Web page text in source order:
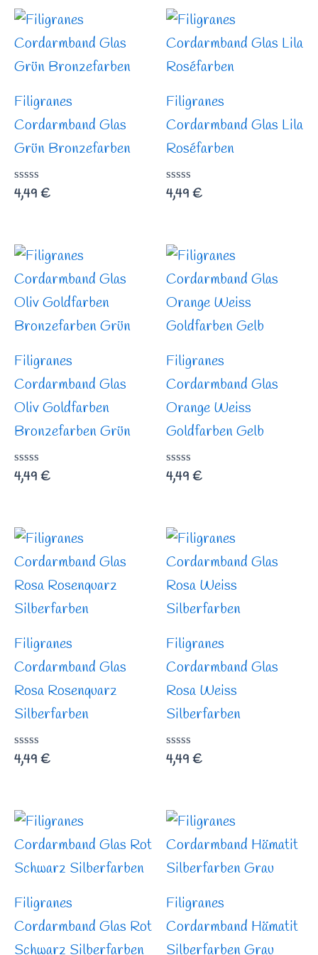
Filigranes
Cordarmband Glas
Grün Bronzefarben
Bewertet
mit
4,49 €
Filigranes
Cordarmband Glas Lila
Roséfarben
Bewertet
mit
4,49 €
Filigranes
Cordarmband Glas
Oliv Goldfarben
Bronzefarben Grün
Bewertet
mit
4,49 €
Filigranes
Cordarmband Glas
Orange Weiss
Goldfarben Gelb
Bewertet
mit
4,49 €
Filigranes
Cordarmband Glas
Rosa Rosenquarz
Silberfarben
Bewertet
mit
4,49 €
Filigranes
Cordarmband Glas
Rosa Weiss
Silberfarben
Bewertet
mit
4,49 €
Filigranes
Cordarmband Glas Rot
Schwarz Silberfarben
Filigranes
Cordarmband Hämatit
Silberfarben Grau